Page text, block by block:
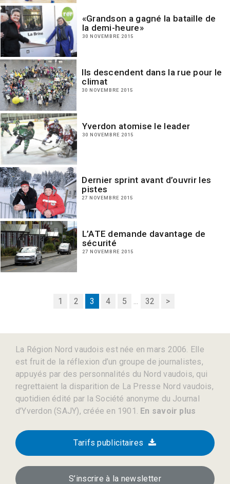
«Grandson a gagné la bataille de
la demi-heure»
30 NOVEMBRE 2015
Ils descendent dans la rue pour le
climat
30 NOVEMBRE 2015
Yverdon atomise le leader
30 NOVEMBRE 2015
Dernier sprint avant d’ouvrir les
pistes
27 NOVEMBRE 2015
L’ATE demande davantage de
sécurité
27 NOVEMBRE 2015
1 2 3 4 5 ... 32 >
La Région Nord vaudois est née en mars 2006. Elle
est fruit de la réflexion d’un groupe de journalistes,
appuyés par des personnalités du Nord vaudois, qui
regrettaient la disparition de La Presse Nord vaudois,
quotidien édité par la Société anonyme du Journal
d’Yverdon (SAJY), créée en 1901. En savoir plus
Tarifs publicitaires
S’inscrire à la newsletter